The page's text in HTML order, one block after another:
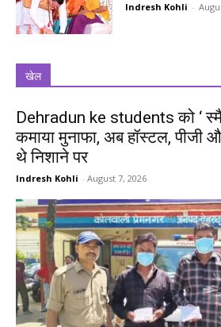
Indresh Kohli -
खेल
Dehradun ke students को ‘
कमाया मुनाफा, अब हॉस्टल, पीजी
थे निशाने पर
Indresh Kohli - August 7, 2026